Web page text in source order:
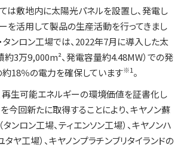
は敷地内に太陽光パネルを設置し、発電し
を活用して製品の生産活動を行ってきまし
タンロン工場では、2022年7月に導入した太
約3万9,000m²、発電容量約4.48MW）での発
約18％の電力を確保しています※1。
再生可能エネルギーの環境価値を証書化し
今回新たに取得することにより、キヤノン蘇
タンロン工場、ティエンソン工場）、キヤノンハ
タヤ工場）、キヤノンプラチンブリタイランドの